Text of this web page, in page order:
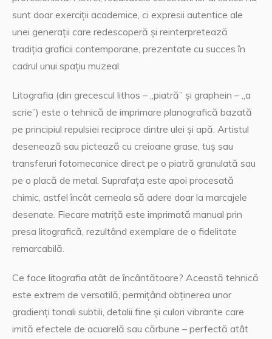
sunt doar exerciții academice, ci expresii autentice ale
unei generații care redescoperă și reinterpretează
tradiția graficii contemporane, prezentate cu succes în
cadrul unui spațiu muzeal.
Litografia (din grecescul lithos – „piatră” și graphein – „a
scrie”) este o tehnică de imprimare planografică bazată
pe principiul repulsiei reciproce dintre ulei și apă. Artistul
desenează sau pictează cu creioane grase, tuș sau
transferuri fotomecanice direct pe o piatră granulată sau
pe o placă de metal. Suprafața este apoi procesată
chimic, astfel încât cerneala să adere doar la marcajele
desenate. Fiecare matriță este imprimată manual prin
presa litografică, rezultând exemplare de o fidelitate
remarcabilă.
Ce face litografia atât de încântătoare? Această tehnică
este extrem de versatilă, permițând obținerea unor
gradienți tonali subtili, detalii fine și culori vibrante care
imită efectele de acuarelă sau cărbune – perfectă atât